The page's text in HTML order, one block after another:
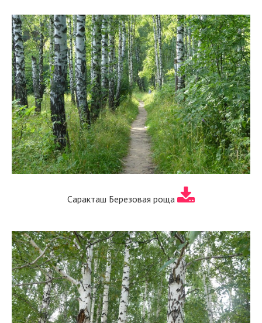
Саракташ Березовая роща